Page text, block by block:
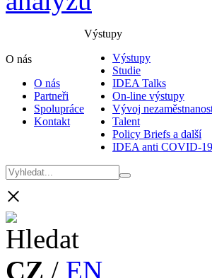
O nás
O nás
Partneři
Spolupráce
Kontakt
Výstupy
Výstupy
Studie
IDEA Talks
On-line výstupy
Vývoj
Talent
Policy Briefs a další
IDEA anti COVID-19
×
CZ / EN